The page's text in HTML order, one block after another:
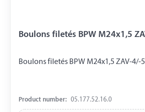
Boulons filetés BPW M24x1,5
Boulons filetés BPW M24x1,5 ZAV-4/-5
Product number: 05.177.52.16.0